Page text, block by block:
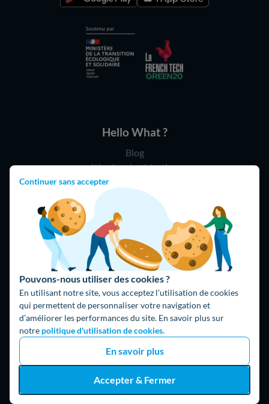
Continuer sans accepter
Pouvons-nous utiliser des cookies ?
En utilisant notre site, vous acceptez l’utilisation de cookies
qui permettent de personnaliser votre navigation et
d’améliorer les performances du site. En savoir plus sur
notre politique d'utilisation de cookies.
En savoir plus
Accepter & Fermer
Hello What ?
Blog
L'équipe de rédaction
Hello Watt Espagne
Hello Team
Parrainage
Rejoindre notre réseau d'artisans
Hello !
09 75 18 60 60(8h-21h)
75018 Paris